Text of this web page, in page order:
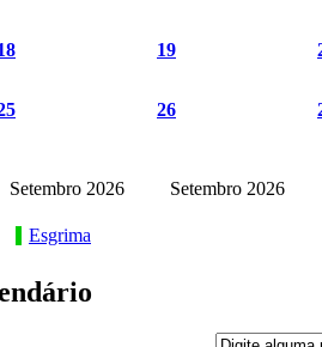
19
26
Setembro 2026
Setembro 2026
Esgrima